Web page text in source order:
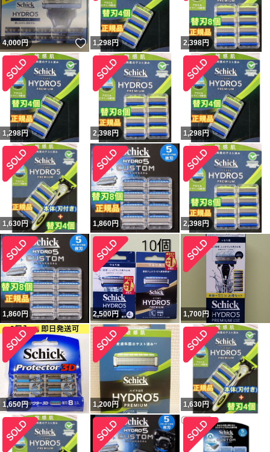
4,000円 いいね！
1,298円 2,398円
1,298円 2,398円 1,298円
1,630円 1,860円 2,398円
1,860円 2,500円 1,700円
1,650円 1,200円 1,630円